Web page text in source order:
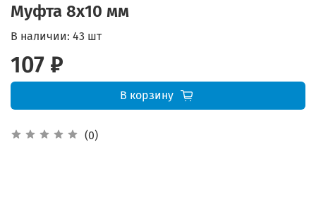
Муфта 8х10 мм
(0)
В наличии: 43 шт
107 ₽
В корзину